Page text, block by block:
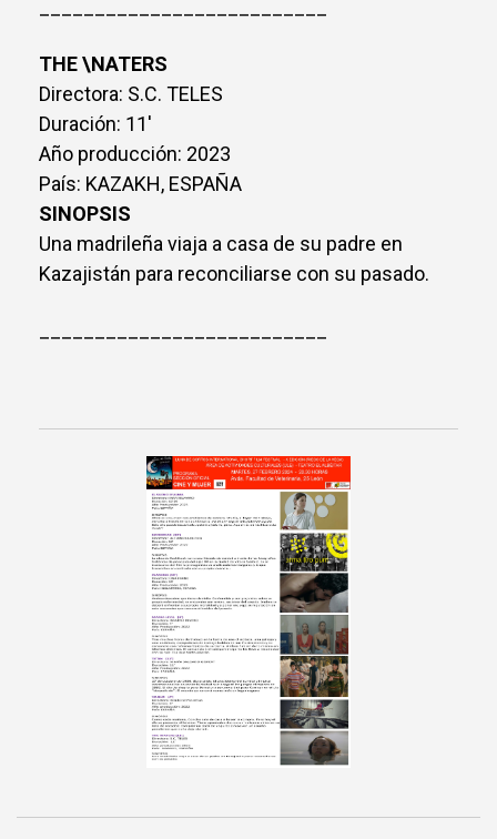
THE \NATERS
Directora: S.C. TELES
Duración: 11'
Año producción: 2023
País: KAZAKH, ESPAÑA
SINOPSIS
Una madrileña viaja a casa de su padre en
Kazajistán para reconciliarse con su pasado.